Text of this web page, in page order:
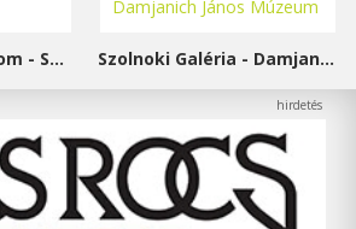
Református templom - Salgótarján Szolnoki Galéria - Damjanich János Múzeum